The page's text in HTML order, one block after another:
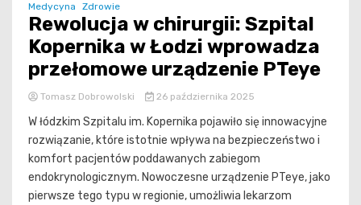
Medycyna Zdrowie
Rewolucja w chirurgii: Szpital
Kopernika w Łodzi wprowadza
przełomowe urządzenie PTeye
Tomasz Dobrowolski 26 października 2025
W łódzkim Szpitalu im. Kopernika pojawiło się innowacyjne
rozwiązanie, które istotnie wpływa na bezpieczeństwo i
komfort pacjentów poddawanych zabiegom
endokrynologicznym. Nowoczesne urządzenie PTeye, jako
pierwsze tego typu w regionie, umożliwia lekarzom